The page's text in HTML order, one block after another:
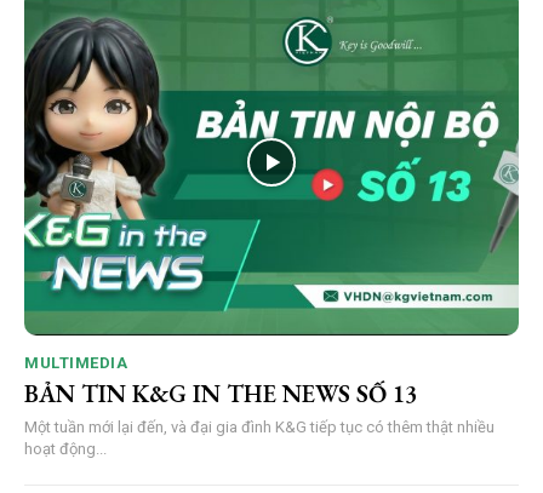
MULTIMEDIA
BẢN TIN K&G IN THE NEWS SỐ 13
Một tuần mới lại đến, và đại gia đình K&G tiếp tục có thêm thật nhiều
hoạt động...